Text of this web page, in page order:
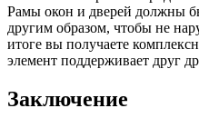
Рамы окон и дверей должны
другим образом, чтобы не
итоге вы получаете
элемент поддерживает друг
Заключение